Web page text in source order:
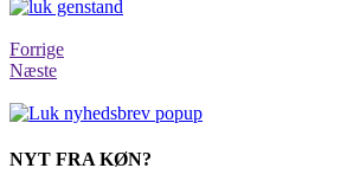
Forrige
Næste
NYT FRA KØN?